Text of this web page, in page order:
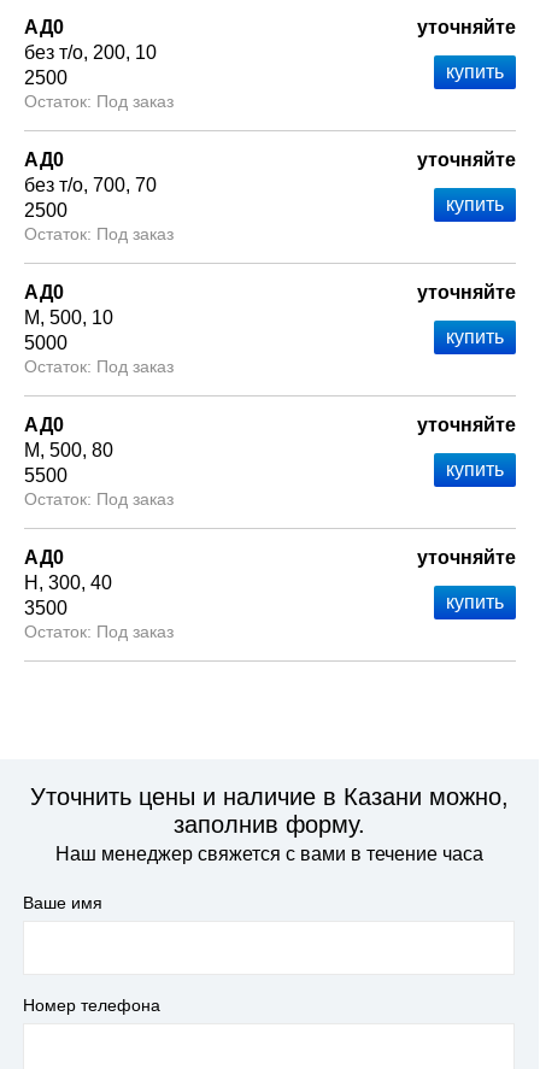
АД0
без т/о 200 10
2500
Под заказ
уточняйте
АД0
без т/о 700 70
2500
Под заказ
уточняйте
АД0
М 500 10
5000
Под заказ
уточняйте
АД0
М 500 80
5500
Под заказ
уточняйте
АД0
Н
300 40
3500
Под заказ
уточняйте
Уточнить цены и наличие в Казани можно,
заполнив форму.
Наш менеджер свяжется с вами в течение часа
Ваше имя
Номер телефона